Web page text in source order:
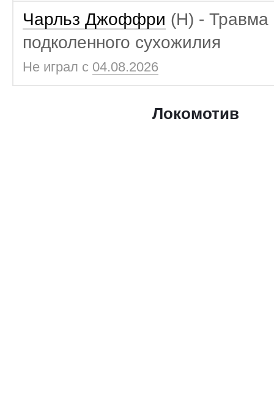
Чарльз Джоффри (Н) - Травма
подколенного сухожилия
Не играл с 04.08.2026
Локомотив